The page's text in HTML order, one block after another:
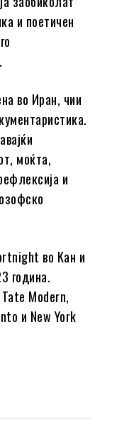
и поетичен
во Иран, чии
моќта,
и
во Кан и
година.
Modern,
и New York